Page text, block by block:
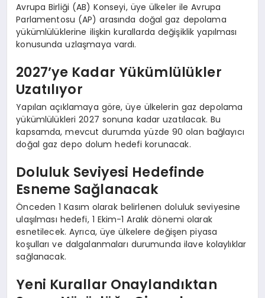
Avrupa Birliği (AB) Konseyi, üye ülkeler ile Avrupa
Parlamentosu (AP) arasında doğal gaz depolama
yükümlülüklerine ilişkin kurallarda değişiklik yapılması
konusunda uzlaşmaya vardı.
2027’ye Kadar Yükümlülükler
Uzatılıyor
Yapılan açıklamaya göre, üye ülkelerin gaz depolama
yükümlülükleri 2027 sonuna kadar uzatılacak. Bu
kapsamda, mevcut durumda yüzde 90 olan bağlayıcı
doğal gaz depo dolum hedefi korunacak.
Doluluk Seviyesi Hedefinde
Esneme Sağlanacak
Önceden 1 Kasım olarak belirlenen doluluk seviyesine
ulaşılması hedefi, 1 Ekim-1 Aralık dönemi olarak
esnetilecek. Ayrıca, üye ülkelere değişen piyasa
koşulları ve dalgalanmaları durumunda ilave kolaylıklar
sağlanacak.
Yeni Kurallar Onaylandıktan